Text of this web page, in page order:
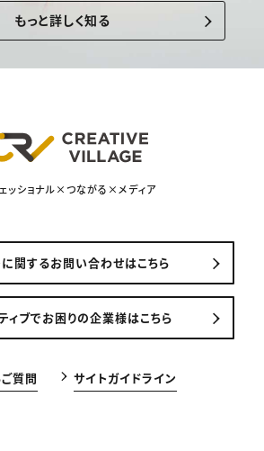
もっと詳しく知る
ッショナル×つながる×メディア
関するお問い合わせはこちら
ィブでお困りの企業様はこちら
質問 サイトガイドライン